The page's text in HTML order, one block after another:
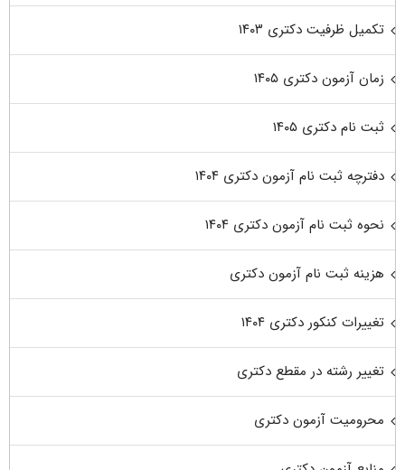
تکمیل ظرفیت دکتری ۱۴۰۳
زمان آزمون دکتری ۱۴۰۵
ثبت نام دکتری ۱۴۰۵
دفترچه ثبت نام آزمون دکتری ۱۴۰۴
نحوه ثبت نام آزمون دکتری ۱۴۰۴
هزینه ثبت نام آزمون دکتری
تغییرات کنکور دکتری ۱۴۰۴
تغییر رشته در مقطع دکتری
محرومیت آزمون دکتری